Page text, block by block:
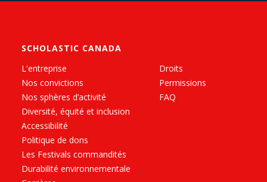
SCHOLASTIC CANADA
L'entreprise
Nos convictions
Nos sphères d’activité
Diversité, équité et inclusion
Accessibilité
Politique de dons
Les Festivals commandités
Durabilité environnementale
Droits
Permissions
FAQ